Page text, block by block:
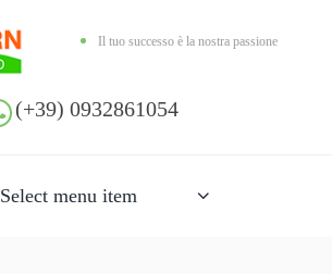
Il tuo successo è la nostra passione
(+39) 0932861054
Select menu item